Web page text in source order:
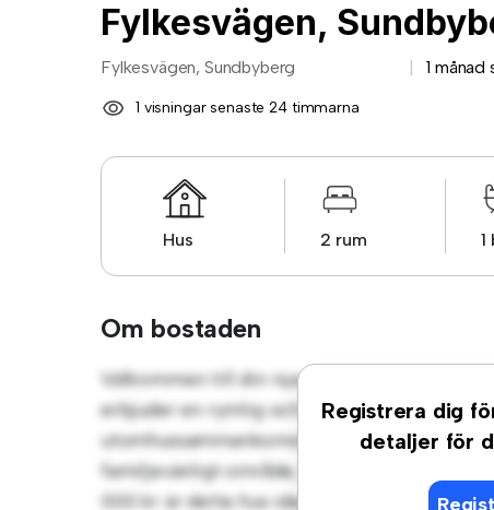
Fylkesvägen,
Fylkesvägen, Sundbyberg 1 månad
1 visningar senaste 24 timmarna
Hus 2 rum 1
Om bostaden
Registrera dig
detaljer för
Välkommen till din nya förortsoas på
erbjuder en rymlig och välkomnande miljö.
utomhussammankomster, och den mysiga
familjevänligt område, har du tillgång till
000 kr är detta hus idealiskt för dem som